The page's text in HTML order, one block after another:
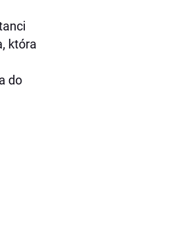
która
do